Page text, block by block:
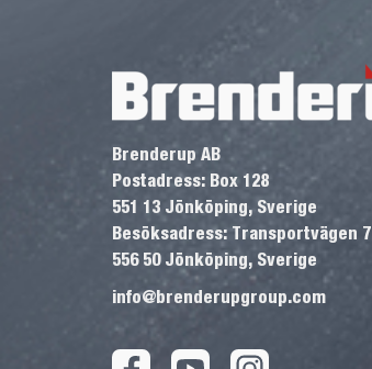
Brenderup AB
Postadress: Box 128
551 13 Jönköping, Sverige
Besöksadress: Transportvägen 7
556 50 Jönköping, Sverige
info@brenderupgroup.com